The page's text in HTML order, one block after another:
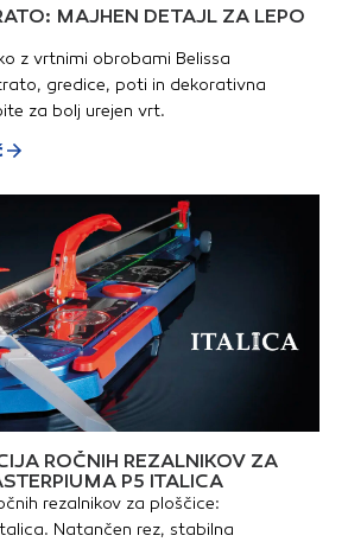
MAJHEN DETAJL ZA LEPO
z vrtnimi obrobami Belissa
gredice, poti in dekorativna
za bolj urejen vrt.
ROČNIH REZALNIKOV ZA
P5 ITALICA
rezalnikov za ploščice:
Natančen rez, stabilna